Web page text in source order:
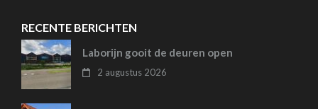
RECENTE BERICHTEN
Laborijn gooit de deuren open
2 augustus 2026